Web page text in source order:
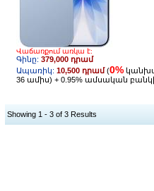
Վաճառքում առկա է:
Գինը: 379,000 դրամ
Ապառիկ: 10,500 դրամ(0%
36 ամիս) + 0.95% ամսական
Showing 1 - 3 of 3 Results